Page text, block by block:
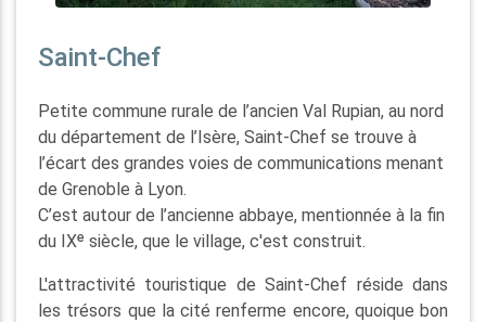
Saint-Chef
Petite commune rurale de l’ancien Val Rupian, au nord
du département de l’Isère, Saint-Chef se trouve à
l’écart des grandes voies de communications menant
de Grenoble à Lyon.
C’est autour de l’ancienne abbaye, mentionnée à la fin
du IXᵉ siècle, que le village, c'est construit.
L'attractivité touristique de Saint-Chef réside dans
les trésors que la cité renferme encore, quoique bon